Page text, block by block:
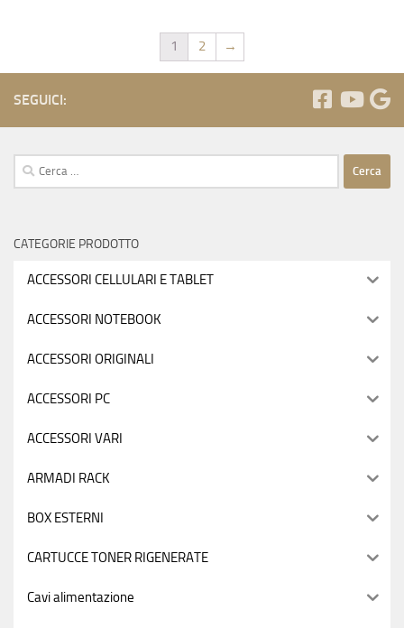
1 2 →
SEGUICI:
Ricerca
per:
CATEGORIE PRODOTTO
ACCESSORI CELLULARI E TABLET
ACCESSORI NOTEBOOK
ACCESSORI ORIGINALI
ACCESSORI PC
ACCESSORI VARI
ARMADI RACK
BOX ESTERNI
CARTUCCE TONER RIGENERATE
Cavi alimentazione